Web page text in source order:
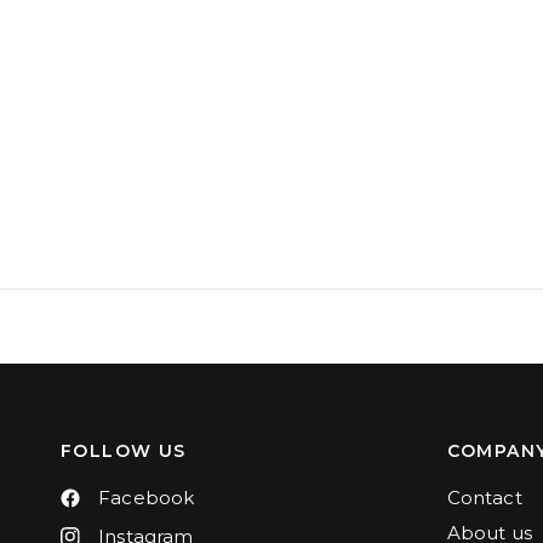
FOLLOW US
Facebook
Instagram
Contact
About us